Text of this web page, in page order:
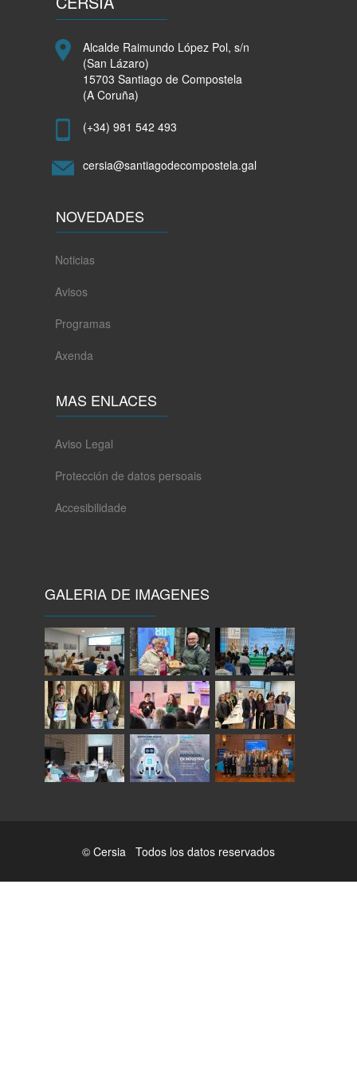
axudas
ante
a
posibilidade
incremente
contía
Alcalde Raimundo López Pol, s/n
(San Lázaro)
15703 Santiago de Compostela
(A Coruña)
(+34) 981 542 493
cersia@santiagodecompostela.gal
NOVEDADES
Noticias
Avisos
Programas
Axenda
MAS ENLACES
Aviso Legal
Protección de datos persoais
Accesibilidade
GALERIA DE IMAGENES
© Cersia Todos los datos reservados